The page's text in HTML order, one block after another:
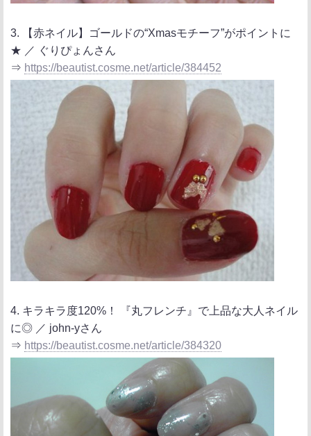
3. 【赤ネイル】ゴールドの“Xmasモチーフ”がポイントに
★ ／ ぐりぴょんさん
⇒ https://beautist.cosme.net/article/384452
4. キラキラ度120%！ 『丸フレンチ』で上品な大人ネイル
に◎ ／ john-yさん
⇒ https://beautist.cosme.net/article/384320